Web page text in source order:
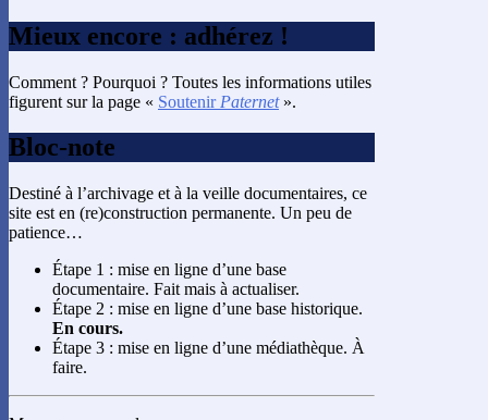
Mieux encore : adhérez !
Comment ? Pourquoi ? Toutes les informations utiles
figurent sur la page « Soutenir Paternet».
Bloc-note
Destiné à l’archivage et à la veille documentaires, ce
site est en (re)construction permanente. Un peu de
patience…
Étape 1 : mise en ligne d’une base
documentaire. Fait mais à actualiser.
Étape 2 : mise en ligne d’une base historique.
En cours.
Étape 3 : mise en ligne d’une médiathèque. À
faire.